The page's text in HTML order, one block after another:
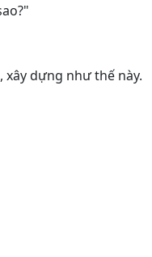
dựng như thế này.